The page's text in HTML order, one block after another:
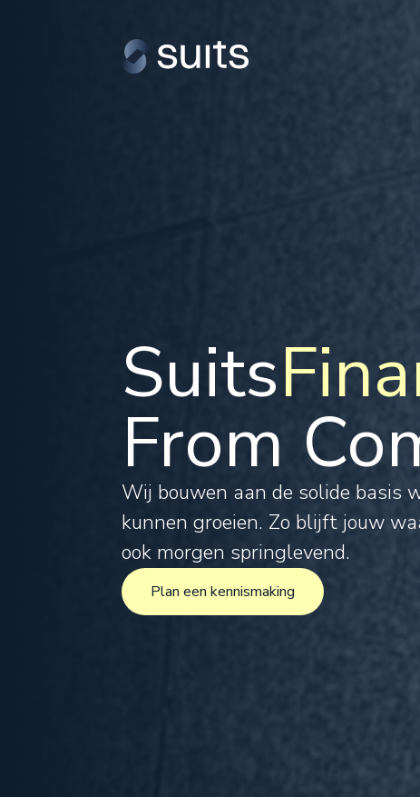
Suits
Tax
From
Wij bouwen aan de solide basis
kunnen groeien. Zo blijft jouw
ook morgen springlevend.
Plan een kennismaking